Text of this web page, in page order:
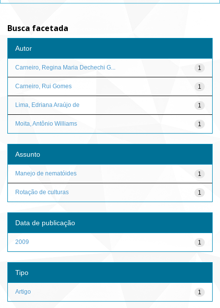
Busca facetada
Autor
1
Carneiro, Regina Maria Dechechi G...
1
Carneiro, Rui Gomes
1
Lima, Edriana Araújo de
1
Moita, Antônio Williams
Assunto
1
Manejo de nematóides
1
Rotação de culturas
Data de publicação
1
2009
Tipo
1
Artigo